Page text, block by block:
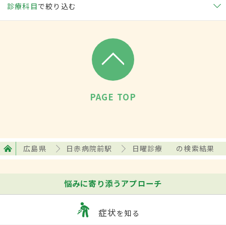
診療科目で絞り込む
PAGE TOP
広島県 日赤病院前駅 日曜診療 の検索結果
悩みに寄り添うアプローチ
症状を知る